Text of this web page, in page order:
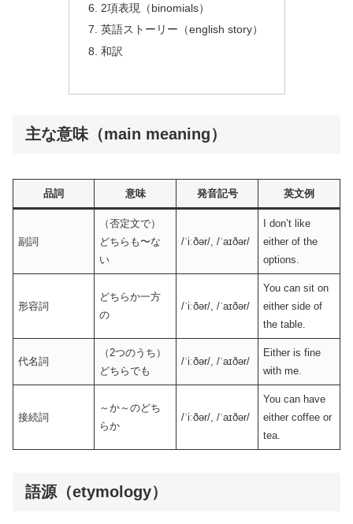
2項表現（binomials）
英語ストーリー（english story）
和訳
主な意味（main meaning）
品詞 意味 発音記号 英文例
副詞
（否定文で）
どちらも〜な
い
/ˈiːðər/, /ˈaɪðər/
I don’t like
either of the
options.
形容詞
どちらか一方
の
/ˈiːðər/, /ˈaɪðər/
You can sit on
either side of
the table.
代名詞
（2つのうち）
どちらでも
/ˈiːðər/, /ˈaɪðər/
Either is fine
with me.
接続詞
～か～のどち
らか
/ˈiːðər/, /ˈaɪðər/
You can have
either coffee or
tea.
語源（etymology）